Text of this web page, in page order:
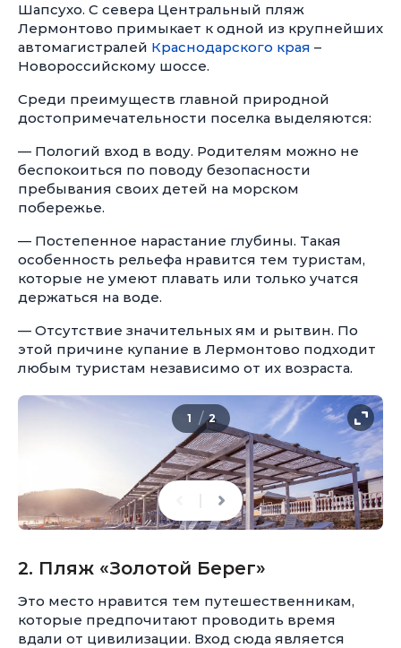
Шапсухо. С севера Центральный пляж
Лермонтово примыкает к одной из крупнейших
автомагистралей Краснодарского края –
Новороссийскому шоссе.
Среди преимуществ главной природной
достопримечательности поселка выделяются:
— Пологий вход в воду. Родителям можно не
беспокоиться по поводу безопасности
пребывания своих детей на морском
побережье.
— Постепенное нарастание глубины. Такая
особенность рельефа нравится тем туристам,
которые не умеют плавать или только учатся
держаться на воде.
— Отсутствие значительных ям и рытвин. По
этой причине купание в Лермонтово подходит
любым туристам независимо от их возраста.
1 / 2
2. Пляж «Золотой Берег»
Это место нравится тем путешественникам,
которые предпочитают проводить время
вдали от цивилизации. Вход сюда является